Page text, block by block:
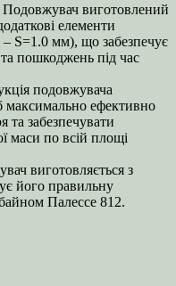
виготовлений
елементи
S=1.0 мм), що забезпечує
пошкоджень під час
подовжувача
ефективно
та забезпечувати
маси по всій площі
виготовляється з
його правильну
Палессе 812.